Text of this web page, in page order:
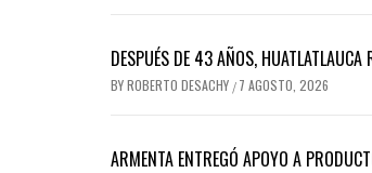
DESPUÉS DE 43 AÑOS,
BYROBERTO DESACHY / 7 AGOSTO, 2026
ARMENTA ENTREGÓ APOYO A